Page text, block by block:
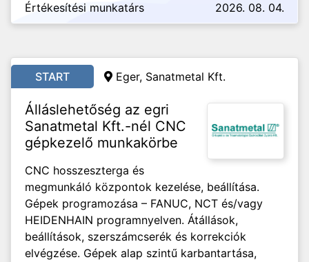
Értékesítési munkatárs 2026. 08. 04.
START Eger, Sanatmetal Kft.
Álláslehetőség az egri
Sanatmetal Kft.-nél CNC
gépkezelő munkakörbe
CNC hosszeszterga és
megmunkáló központok kezelése, beállítása.
Gépek programozása – FANUC, NCT és/vagy
HEIDENHAIN programnyelven. Átállások,
beállítások, szerszámcserék és korrekciók
elvégzése. Gépek alap szintű karbantartása,